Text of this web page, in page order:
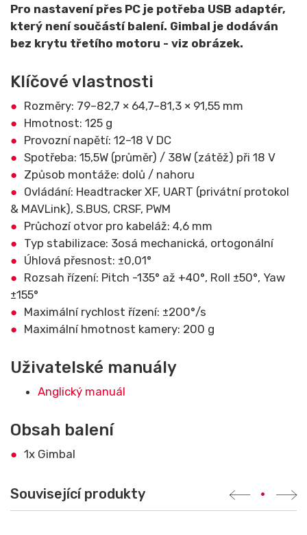
Pro nastavení přes PC je potřeba USB adaptér,
který není součástí balení. Gimbal je dodáván
bez krytu třetího motoru - viz obrázek.
Klíčové vlastnosti
Rozměry: 79–82,7 × 64,7–81,3 × 91,55 mm
Hmotnost: 125 g
Provozní napětí: 12–18 V DC
Spotřeba: 15,5W (průměr) / 38W (zátěž) při 18 V
Způsob montáže: dolů / nahoru
Ovládání: Headtracker XF, UART (privátní protokol
& MAVLink), S.BUS, CRSF, PWM
Průchozí otvor pro kabeláž: 4,6 mm
Typ stabilizace: 3osá mechanická, ortogonální
Úhlová přesnost: ±0,01°
Rozsah řízení: Pitch -135° až +40°, Roll ±50°, Yaw
±155°
Maximální rychlost řízení: ±200°/s
Maximální hmotnost kamery: 200 g
Uživatelské manuály
Anglický manuál
Obsah balení
1x Gimbal
Související produkty •